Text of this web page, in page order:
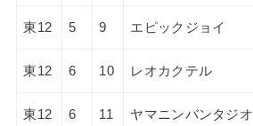
東12 5 9 エピックジョイ
東12 6 10 レオカクテル
東12 6 11 ヤマニンバンタジオ